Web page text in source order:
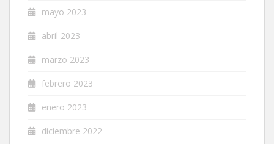
mayo 2023
abril 2023
marzo 2023
febrero 2023
enero 2023
diciembre 2022